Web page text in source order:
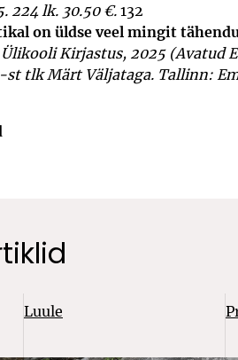
224 lk. 30.50 €. 132
on üldse veel mingit
Kirjastus, 2025 (Avatud
tlk Märt Väljataga. Tallinn:
Luule